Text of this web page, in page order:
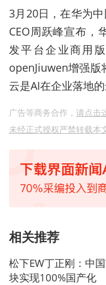
3月20日，在华为
CEO周跃峰宣布，
发平台企业商用
openJiuwen增强版
云是AI在企业落地的
广告等商务合作， 请点击
未经正式授权严禁转载本
相关推荐
松下EW丁正刚：中
块实现100%国产化